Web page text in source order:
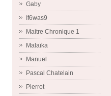
Gaby
If6was9
Maitre Chronique 1
Malaïka
Manuel
Pascal Chatelain
Pierrot